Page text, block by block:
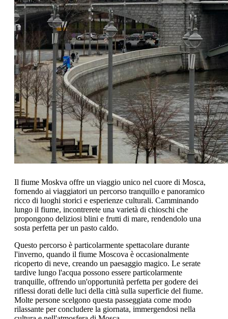
Il fiume Moskva offre un viaggio unico nel cuore di Mosca,
fornendo ai viaggiatori un percorso tranquillo e panoramico
ricco di luoghi storici e esperienze culturali. Camminando
lungo il fiume, incontrerete una varietà di chioschi che
propongono deliziosi blini e frutti di mare, rendendolo una
sosta perfetta per un pasto caldo.
Questo percorso è particolarmente spettacolare durante
l'inverno, quando il fiume Moscova è occasionalmente
ricoperto di neve, creando un paesaggio magico. Le serate
tardive lungo l'acqua possono essere particolarmente
tranquille, offrendo un'opportunità perfetta per godere dei
riflessi dorati delle luci della città sulla superficie del fiume.
Molte persone scelgono questa passeggiata come modo
rilassante per concludere la giornata, immergendosi nella